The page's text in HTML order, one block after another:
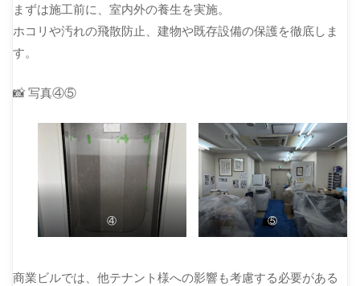
まずは施工前に、室内外の養生を実施。
ホコリや汚れの飛散防止、建物や既存設備の保護を徹底しま
す。
📸 写真④⑤
④ ⑤
商業ビルでは、他テナント様への影響も考慮する必要がある